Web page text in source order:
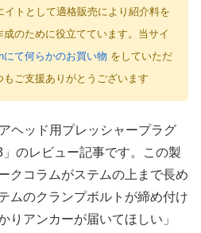
トとして適格販売により紹介料を
のために役立てています。当サイ
にて何らかのお買い物 をしていただ
ご支援ありがとうございます
ヘッド用プレッシャープラグ
」のレビュー記事です。この製
クコラムがステムの上まで長め
ムのクランプボルトが締め付け
りアンカーが届いてほしい」